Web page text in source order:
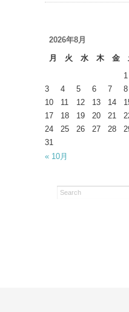
2026年8月
月
火 水 木 金
1
3
4 5 6 7 8
10
11 12 13 14
17
18 19 20 21
24
25 26 27 28
31
« 10月